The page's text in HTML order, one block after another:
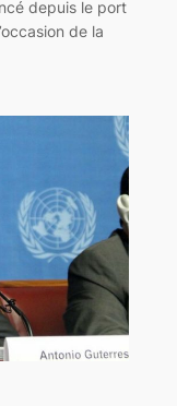
depuis le port
de la